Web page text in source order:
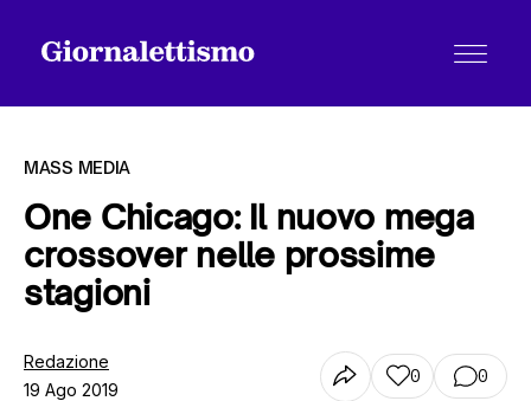
Tutti gli articoli
Chi siamo
MASS MEDIA
One Chicago: Il nuovo mega
crossover nelle prossime
stagioni
Redazione
19 Ago 2019
0 0